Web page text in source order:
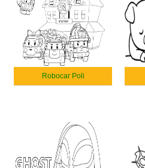
Robocar Poli